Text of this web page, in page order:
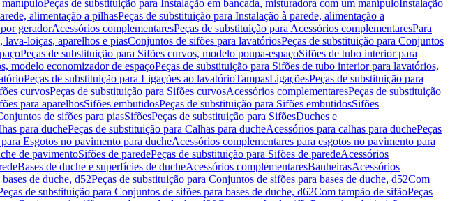
manípuloPeças de substituição para Instalação em bancada, misturadora com um manípuloInstalação
alimentação a pilhasPeças de substituição para Instalação à parede, alimentação a
geradorAcessórios complementaresPeças de substituição para Acessórios complementaresPara
lava-loiças, aparelhos e piasConjuntos de sifões para lavatóriosPeças de substituição para Conjuntos
Peças de substituição para Sifões curvos, modelo poupa-espaçoSifões de tubo interior para
modelo economizador de espaçoPeças de substituição para Sifões de tubo interior para lavatórios,
Peças de substituição para Ligações ao lavatórioTampasLigaçõesPeças de substituição para
curvosPeças de substituição para Sifões curvosAcessórios complementaresPeças de substituição
para aparelhosSifões embutidosPeças de substituição para Sifões embutidosSifões
de sifões para piasSifõesPeças de substituição para SifõesDuches e
para duchePeças de substituição para Calhas para ducheAcessórios para calhas para duchePeças
Esgotos no pavimento para ducheAcessórios complementares para esgotos no pavimento para
de pavimentoSifões de paredePeças de substituição para Sifões de paredeAcessórios
Bases de duche e superfícies de ducheAcessórios complementaresBanheirasAcessórios
de duche, d52Peças de substituição para Conjuntos de sifões para bases de duche, d52Com
de substituição para Conjuntos de sifões para bases de duche, d62Com tampão de sifãoPeças